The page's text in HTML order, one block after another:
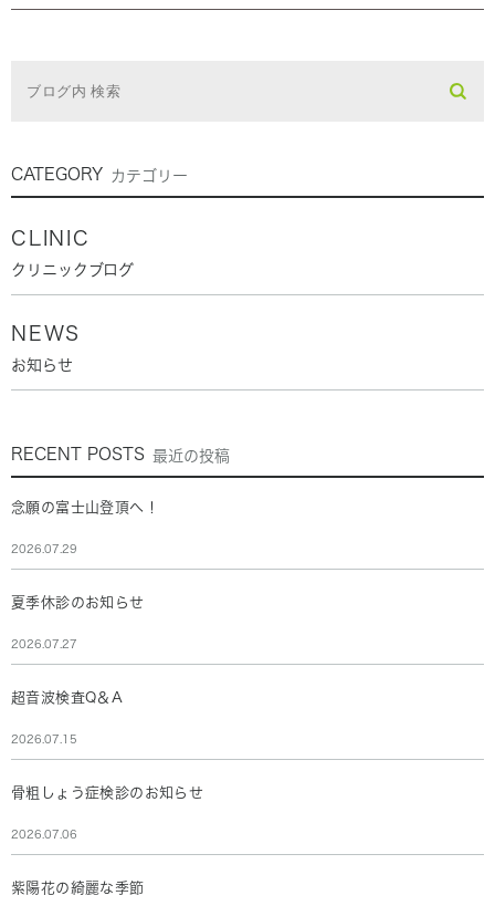
CATEGORY カテゴリー
CLINIC
クリニックブログ
NEWS
お知らせ
RECENT POSTS 最近の投稿
念願の富士山登頂へ！
2026.07.29
夏季休診のお知らせ
2026.07.27
超音波検査Q＆A
2026.07.15
骨粗しょう症検診のお知らせ
2026.07.06
紫陽花の綺麗な季節